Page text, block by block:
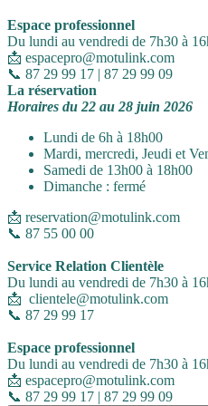
Espace professionnel
Du lundi au vendredi de 7h30 à
📩 espacepro@motulink.com
📞 87 29 99 17 | 87 29 99 09
La réservation
Horaires du 22 au 28 juin 2026
Lundi de 6h à 18h00
Mardi, mercredi, Jeudi et
Samedi de 13h00 à 18h00
Dimanche : fermé
📩 reservation@motulink.com
📞 87 55 00 00
Service Relation Clientèle
Du lundi au vendredi de 7h30 à
📩 clientele@motulink.com
📞 87 29 99 17
Espace professionnel
Du lundi au vendredi de 7h30 à
📩 espacepro@motulink.com
📞 87 29 99 17 | 87 29 99 09